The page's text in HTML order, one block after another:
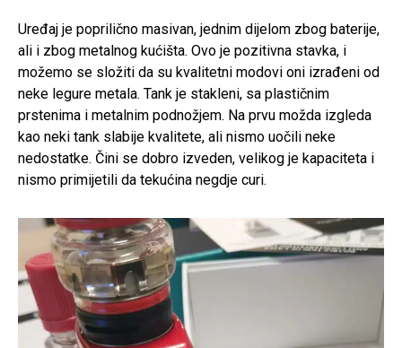
Uređaj je poprilično masivan, jednim dijelom zbog baterije,
ali i zbog metalnog kućišta. Ovo je pozitivna stavka, i
možemo se složiti da su kvalitetni modovi oni izrađeni od
neke legure metala. Tank je stakleni, sa plastičnim
prstenima i metalnim podnožjem. Na prvu možda izgleda
kao neki tank slabije kvalitete, ali nismo uočili neke
nedostatke. Čini se dobro izveden, velikog je kapaciteta i
nismo primijetili da tekućina negdje curi.